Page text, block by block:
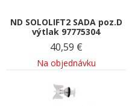
ND SOLOLIFT2 SADA poz.D
výtlak 97775304
40,59 €
Na objednávku